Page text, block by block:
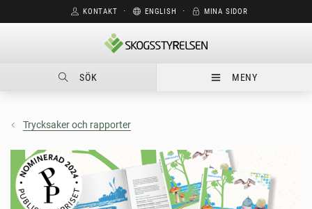
KONTAKT ⋅ ENGLISH ⋅ MINA SIDOR
SÖK MENY
Trycksaker och rapporter